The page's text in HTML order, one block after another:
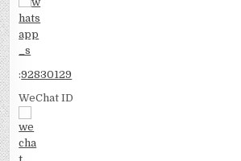
:92830129
WeChat ID